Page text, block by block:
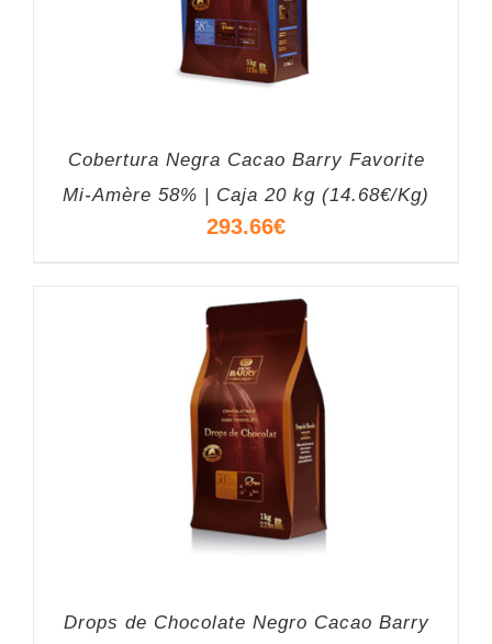
Cobertura Negra Cacao Barry Favorite
Mi-Amère 58% | Caja 20 kg (14.68€/Kg)
293.66€
Drops de Chocolate Negro Cacao Barry